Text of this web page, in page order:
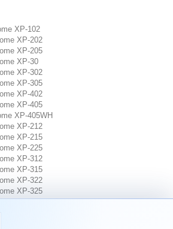
XP-102
XP-202
XP-205
XP-30
XP-302
XP-305
XP-402
XP-405
XP-405WH
XP-212
XP-215
XP-225
XP-312
XP-315
XP-322
XP-325
XP-412
XP-415
XP-422